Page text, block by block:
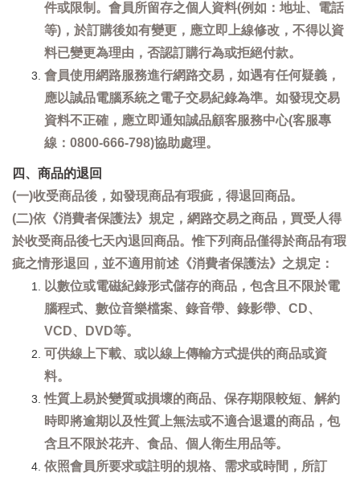
件或限制。會員所留存之個人資料(例如：地址、電話
等)，於訂購後如有變更，應立即上線修改，不得以資
料已變更為理由，否認訂購行為或拒絕付款。
會員使用網路服務進行網路交易，如遇有任何疑義，
應以誠品電腦系統之電子交易紀錄為準。如發現交易
資料不正確，應立即通知誠品顧客服務中心(客服專
線：0800-666-798)協助處理。
四、商品的退回
(一)收受商品後，如發現商品有瑕疵，得退回商品。
(二)依《消費者保護法》規定，網路交易之商品，買受人得
於收受商品後七天內退回商品。惟下列商品僅得於商品有瑕
疵之情形退回，並不適用前述《消費者保護法》之規定：
以數位或電磁紀錄形式儲存的商品，包含且不限於電
腦程式、數位音樂檔案、錄音帶、錄影帶、CD、
VCD、DVD等。
可供線上下載、或以線上傳輸方式提供的商品或資
料。
性質上易於變質或損壞的商品、保存期限較短、解約
時即將逾期以及性質上無法或不適合退還的商品，包
含且不限於花卉、食品、個人衛生用品等。
依照會員所要求或註明的規格、需求或時間，所訂